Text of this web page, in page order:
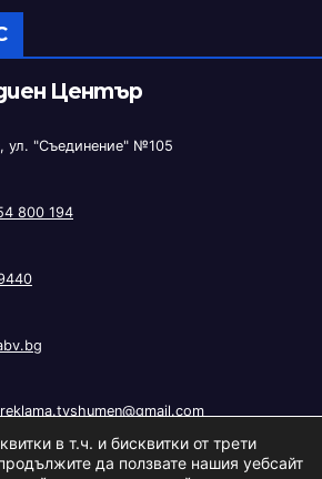
Център
ул. "Съединение" №105
800 194
reklama.tvshumen@gmail.com
в т.ч. и бисквитки от трети
да ползвате нашия уебсайт